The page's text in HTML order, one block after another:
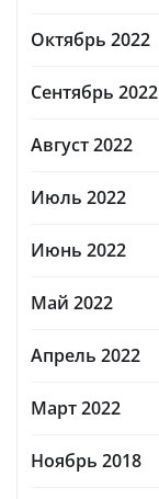
Октябрь 2022
Сентябрь 2022
Август 2022
Июль 2022
Июнь 2022
Май 2022
Апрель 2022
Март 2022
Ноябрь 2018